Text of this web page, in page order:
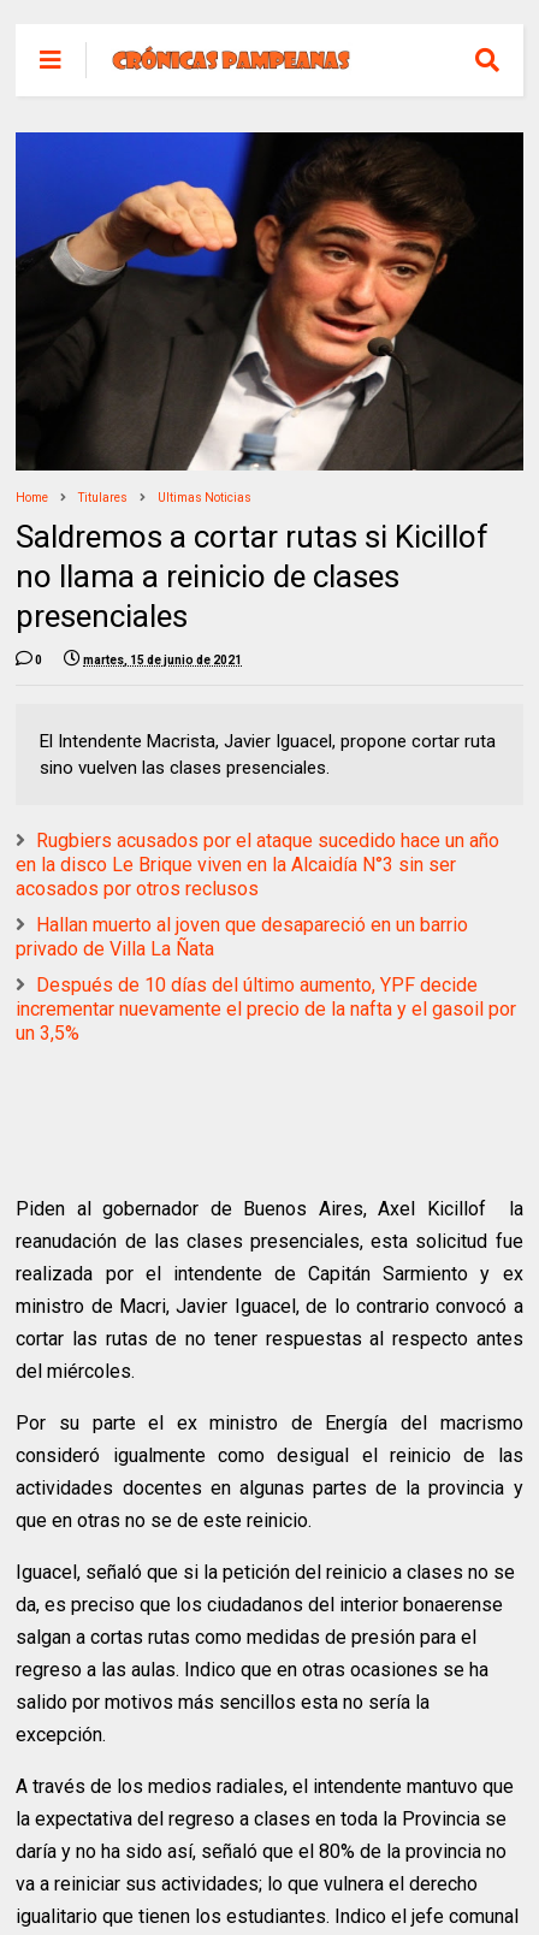
Home Titulares Ultimas Noticias
Saldremos a cortar rutas si Kicillof
no llama a reinicio de clases
presenciales
0 martes, 15 de junio de 2021
El Intendente Macrista, Javier Iguacel, propone cortar ruta
sino vuelven las clases presenciales.
Rugbiers acusados por el ataque sucedido hace un año
en la disco Le Brique viven en la Alcaidía N°3 sin ser
acosados por otros reclusos
Hallan muerto al joven que desapareció en un barrio
privado de Villa La Ñata
Después de 10 días del último aumento, YPF decide
incrementar nuevamente el precio de la nafta y el gasoil por
un 3,5%
Piden al gobernador de Buenos Aires, Axel Kicillof
la
reanudación de las clases presenciales, esta solicitud fue
realizada por el intendente de Capitán Sarmiento y ex
ministro de Macri, Javier Iguacel, de lo contrario convocó a
cortar las rutas de no tener respuestas al respecto antes
del miércoles.
Por su parte el ex ministro de Energía del macrismo
consideró igualmente como desigual el reinicio de las
actividades docentes en algunas partes de la provincia y
que en otras no se de este reinicio.
Iguacel, señaló que si la petición del reinicio a clases no se
da, es preciso que los ciudadanos del interior bonaerense
salgan a cortas rutas como medidas de presión para el
regreso a las aulas. Indico que en otras ocasiones se ha
salido por motivos más sencillos esta no sería la
excepción.
A través de los medios radiales, el intendente mantuvo que
la expectativa del regreso a clases en toda la Provincia se
daría y no ha sido así, señaló que el 80% de la provincia no
va a reiniciar sus actividades; lo que vulnera el derecho
igualitario que tienen los estudiantes. Indico el jefe comunal